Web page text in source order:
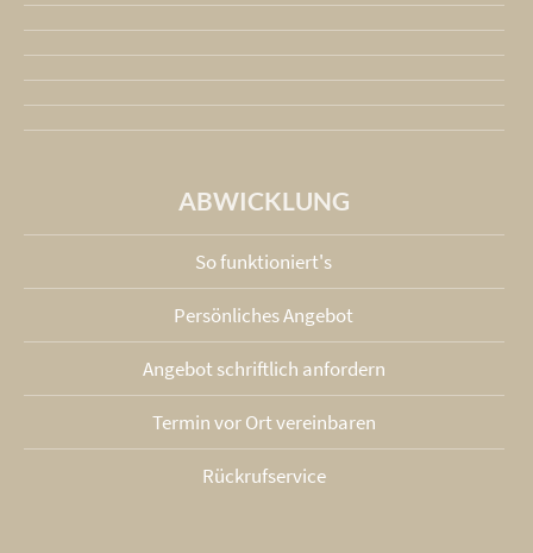
ABWICKLUNG
So funktioniert's
Persönliches Angebot
Angebot schriftlich anfordern
Termin vor Ort vereinbaren
Rückrufservice